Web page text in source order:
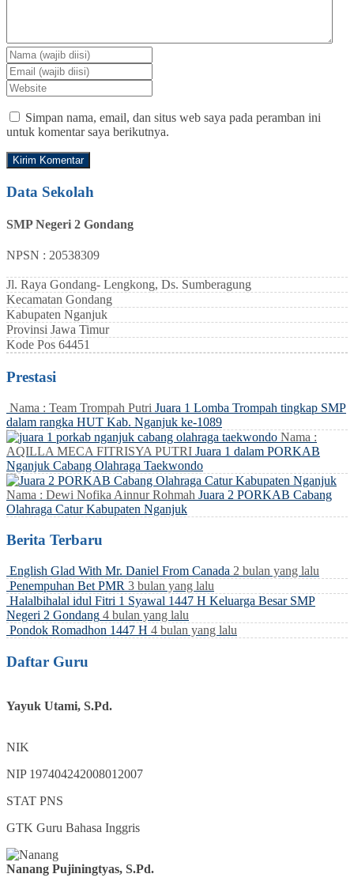
Simpan nama, email, dan situs web saya pada peramban ini
untuk komentar saya berikutnya.
Data Sekolah
SMP Negeri 2 Gondang
NPSN : 20538309
Jl. Raya Gondang- Lengkong, Ds. Sumberagung
Kecamatan Gondang
Kabupaten Nganjuk
Provinsi Jawa Timur
Kode Pos 64451
Prestasi
Nama : Team Trompah Putri Juara 1 Lomba Trompah tingkap SMP
dalam rangka HUT Kab. Nganjuk ke-1089
Nama :
AQILLA MECA FITRISYA PUTRI Juara 1 dalam PORKAB
Nganjuk Cabang Olahraga Taekwondo
Nama : Dewi Nofika Ainnur Rohmah Juara 2 PORKAB Cabang
Olahraga Catur Kabupaten Nganjuk
Berita Terbaru
English Glad With Mr. Daniel From Canada 2 bulan yang lalu
Penempuhan Bet PMR 3 bulan yang lalu
Halalbihalal idul Fitri 1 Syawal 1447 H Keluarga Besar SMP
Negeri 2 Gondang 4 bulan yang lalu
Pondok Romadhon 1447 H 4 bulan yang lalu
Daftar Guru
Yayuk Utami, S.Pd.
NIK
NIP 197404242008012007
STAT PNS
GTK Guru Bahasa Inggris
Nanang Pujiningtyas, S.Pd.